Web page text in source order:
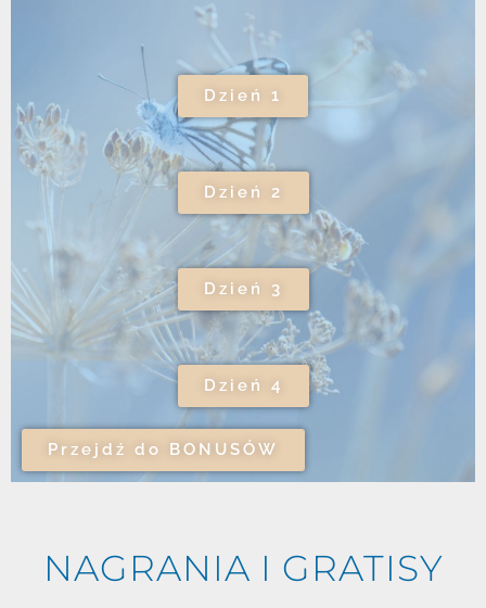
Dzień 1
Dzień 2
Dzień 3
Dzień 4
Przejdź do BONUSÓW
NAGRANIA I GRATISY